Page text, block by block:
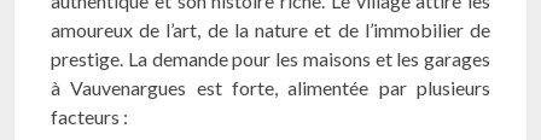
amoureux de l’art, de la nature et de l’immobilier de
prestige. La demande pour les maisons et les garages
à Vauvenargues est forte, alimentée par plusieurs
facteurs :